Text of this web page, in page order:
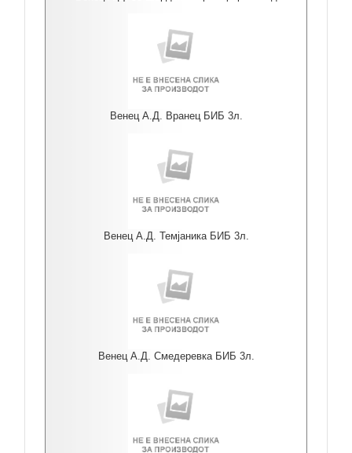
Венец А.Д. Вранец БИБ 3л.
Венец А.Д. Темјаника БИБ 3л.
Венец А.Д. Смедеревка БИБ 3л.